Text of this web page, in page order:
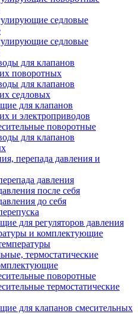
седловые
седловые
для клапанов
поворотных
для клапанов
седловых
для клапанов
и электроприводов
поворотные
для клапанов
перепада давления и
давления
после себя
до себя
для регуляторов давления
и комплектующие
термостатические
поворотные
термостатические
для клапанов смесительных